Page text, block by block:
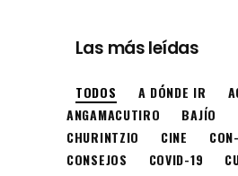
Las más leídas
TODOS A DÓNDE IR
ANGAMACUTIRO
BAJÍO
CHURINTZIO
CINE
CONSEJOS
COVID-19